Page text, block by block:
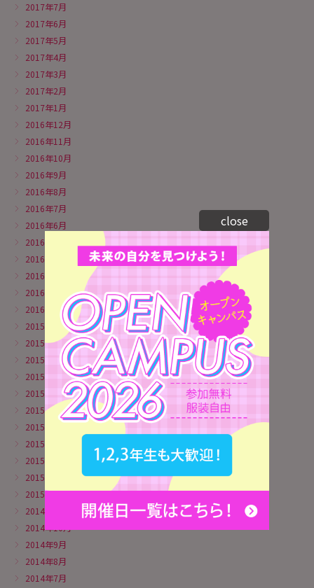
2017年7月
2017年6月
2017年5月
2017年4月
2017年3月
2017年2月
2017年1月
2016年12月
2016年11月
2016年10月
2016年9月
2016年8月
2016年7月
2016年6月
2016年5月
2016年4月
2016年3月
2016年2月
2016年1月
2015年12月
2015年11月
2015年10月
2015年9月
2015年8月
2015年7月
2015年6月
2015年5月
2015年4月
2015年3月
2015年2月
2014年11月
2014年10月
2014年9月
2014年8月
2014年7月
close